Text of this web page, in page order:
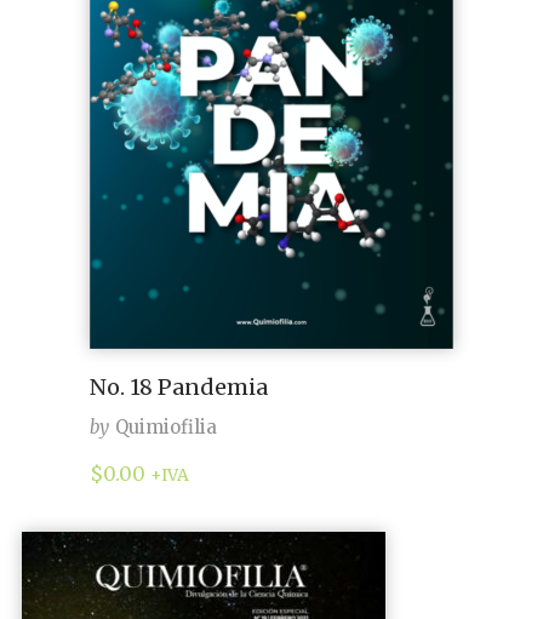
No. 18 Pandemia
by Quimiofilia
$0.00 +IVA